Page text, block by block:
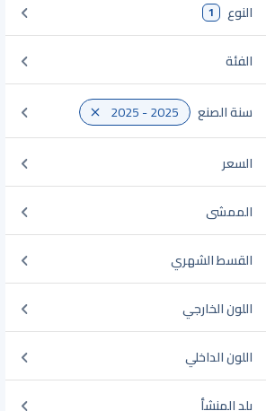
النوع 1
الفئة
سنة الصنع 2025 - 2025
السعر
الممشى
القسط الشهري
اللون الخارجي
اللون الداخلي
بلد المنشأ